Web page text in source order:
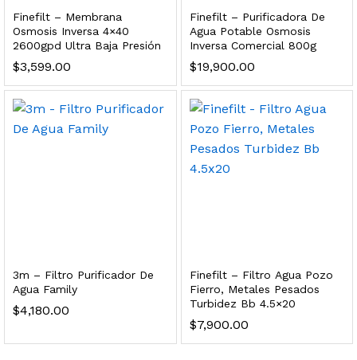
Finefilt – Membrana
Osmosis Inversa 4×40
2600gpd Ultra Baja Presión
$3,599.00
Finefilt – Purificadora De
Agua Potable Osmosis
Inversa Comercial 800g
$19,900.00
3m – Filtro Purificador De
Agua Family
$4,180.00
Finefilt – Filtro Agua Pozo
Fierro, Metales Pesados
Turbidez Bb 4.5×20
$7,900.00
filtración, UV y contador Welltek WT-WFS-BF
Leer más